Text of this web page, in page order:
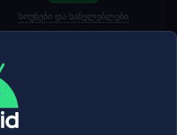
სოუსები და სანელებლები